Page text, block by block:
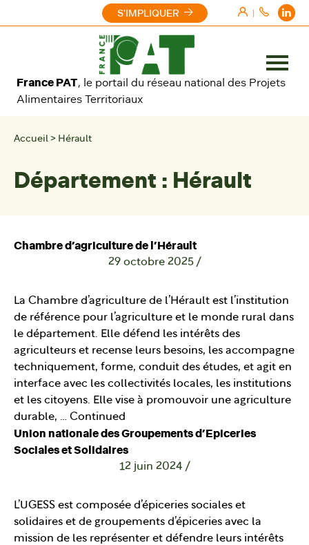
|
France PAT, le portail du réseau national des Projets
Alimentaires Territoriaux
S'IMPLIQUER
Ouvrir
le
Accueil > Hérault
Département : Hérault
Chambre d’agriculture de l’Hérault
29 octobre 2025 /
La Chambre d’agriculture de l’Hérault est l’institution
de référence pour l’agriculture et le monde rural dans
le département. Elle défend les intérêts des
agriculteurs et recense leurs besoins, les accompagne
techniquement, forme, conduit des études, et agit en
interface avec les collectivités locales, les institutions
et les citoyens. Elle vise à promouvoir une agriculture
durable, … Continued
Union nationale des Groupements d’Epiceries
Sociales et Solidaires
12 juin 2024 /
L’UGESS est composée d’épiceries sociales et
solidaires et de groupements d’épiceries avec la
mission de les représenter et défendre leurs intérêts